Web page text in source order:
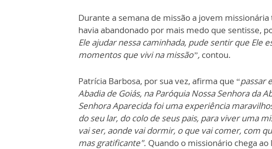
Durante a semana de missão a jovem
havia abandonado por mais medo que sentisse,
Ele ajudar nessa caminhada, pude sentir que Ele
momentos que vivi na missão”, contou.
Patrícia Barbosa, por sua vez, afirma que “passar
Abadia de Goiás, na Paróquia Nossa Senhora da
Senhora Aparecida foi uma experiência
do seu lar, do colo de seus pais, para viver uma
vai ser, aonde vai dormir, o que vai comer, com
mas gratificante". Quando o missionário chega